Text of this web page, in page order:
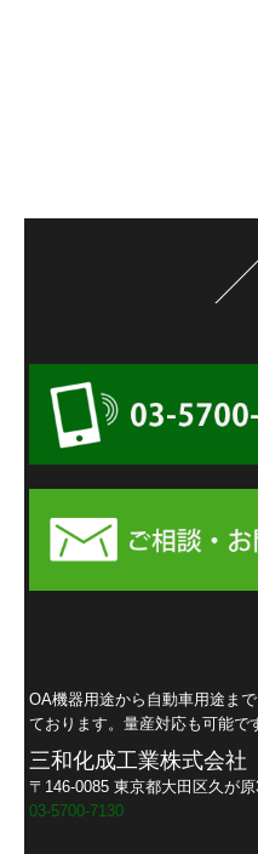
OA機器用途から自動車用途ま
ております。量産対応も可能で
三和化成工業株式会社
〒146-0085 東京都大田区久が
03-5700-7130